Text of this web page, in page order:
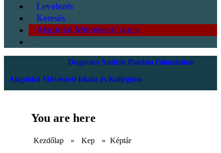
Levelezés
Keresés
Alapfokú Művészeti Iskola
.
Dugonics András Piarista Gimnázium
Alapfokú Művészeti Iskola és Kollégium
You are here
Kezdőlap » Kep » Képtár